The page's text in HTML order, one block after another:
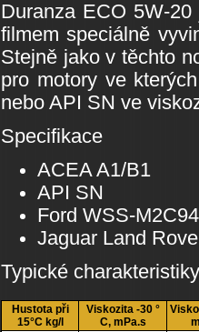
Duranza ECO 5W-
filmem speciálně
Stejně jako v těchto
pro motory ve
nebo API SN ve
Specifikace
ACEA A1/B1
API SN
Ford WSS-
Jaguar Land
Typické charakteristiky
Hustota při
15°C kg/l
Viskozita -30 °
C, mPa.s